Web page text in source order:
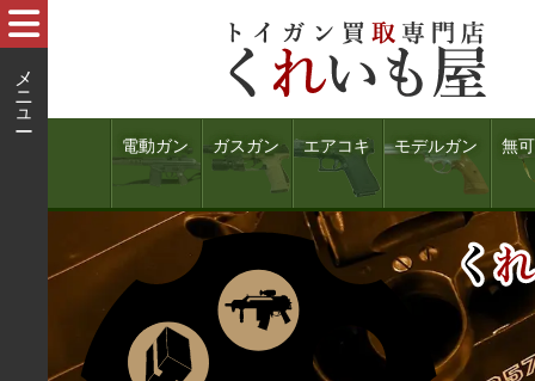
電動ガン ガスガン エアコキ モデルガン 無